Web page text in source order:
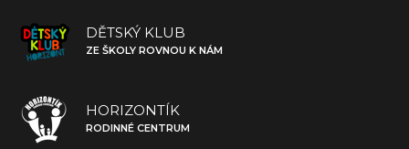
DĚTSKÝ KLUB
ZE ŠKOLY ROVNOU K NÁM
HORIZONTÍK
RODINNÉ CENTRUM